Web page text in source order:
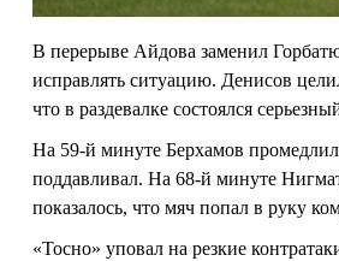
В перерыве Айдова заменил
исправлять ситуацию. Денисов
что в раздевалке состоялся
На 59-й минуте Берхамов
поддавливал. На 68-й минуте
показалось, что мяч попал в руку
«Тосно» уповал на резкие